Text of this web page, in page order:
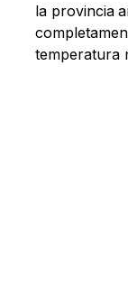
la provincia
temperatura